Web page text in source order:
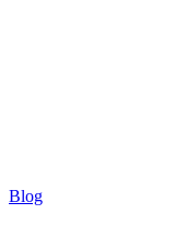
Blog